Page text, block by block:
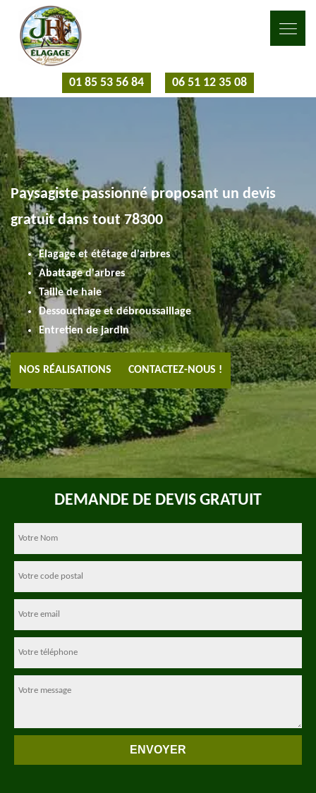
01 85 53 56 84 06 51 12 35 08
Paysagiste passionné proposant un devis
gratuit dans tout 78300
Elagage et étêtage d'arbres
Abattage d'arbres
Taille de haie
Dessouchage et débroussaillage
Entretien de jardin
NOS RÉALISATIONS CONTACTEZ-NOUS !
DEMANDE DE DEVIS GRATUIT